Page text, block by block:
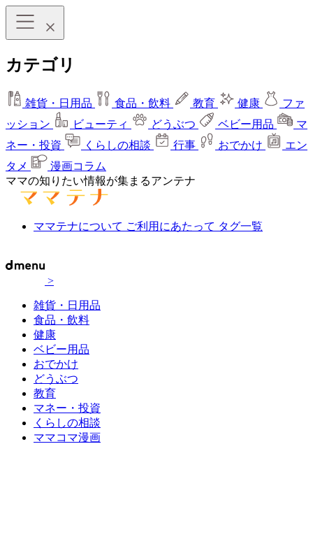
カテゴリ
雑貨・日用品 食品・飲料 教育 健康
ファ
ッション
ビューティ どうぶつ ベビー用品
マ
ネー・投資
くらしの相談 行事 おでかけ
エン
タメ
漫画コラム
ママの知りたい情報が集まるアンテナ
ママテナについて ご利用にあたって タグ一覧
>
雑貨・日用品
食品・飲料
健康
ベビー用品
おでかけ
どうぶつ
教育
マネー・投資
くらしの相談
ママコマ漫画